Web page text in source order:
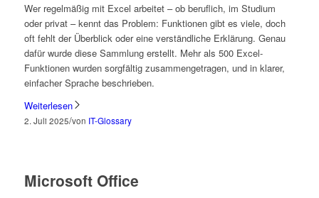
Wer regelmäßig mit Excel arbeitet – ob beruflich, im Studium
oder privat – kennt das Problem: Funktionen gibt es viele, doch
oft fehlt der Überblick oder eine verständliche Erklärung. Genau
dafür wurde diese Sammlung erstellt. Mehr als 500 Excel-
Funktionen wurden sorgfältig zusammengetragen, und in klarer,
einfacher Sprache beschrieben.
Weiterlesen
2. Juli 2025/von IT-Glossary
Microsoft Office